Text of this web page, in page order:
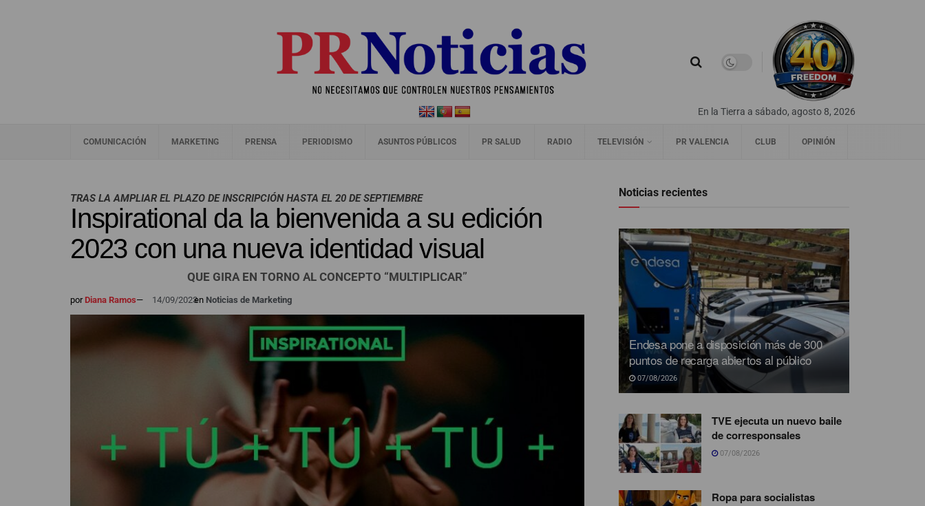
En la Tierra a sábado, agosto 8, 2026
COMUNICACIÓN MARKETING PRENSA PERIODISMO ASUNTOS PÚBLICOS PR SALUD RADIO TELEVISIÓN PR VALENCIA CLUB OPINIÓN
TRAS LA AMPLIAR EL PLAZO DE INSCRIPCIÓN HASTA EL 20 DE SEPTIEMBRE
Inspirational da la bienvenida a su edición
2023 con una nueva identidad visual
QUE GIRA EN TORNO AL CONCEPTO “MULTIPLICAR”
porDiana Ramos— 14/09/2023en Noticias de Marketing
Noticias recientes
Endesa pone a disposición más de 300
puntos de recarga abiertos al público
07/08/2026
TVE ejecuta un nuevo baile
de corresponsales
07/08/2026
Ropa para socialistas